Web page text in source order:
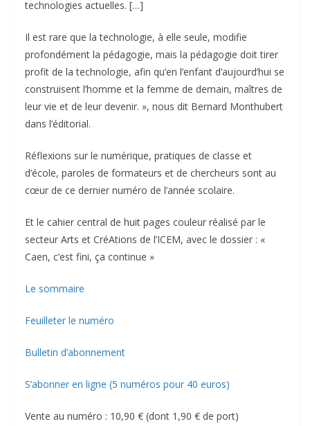
technologies actuelles. […]
Il est rare que la technologie, à elle seule, modifie
profondément la pédagogie, mais la pédagogie doit tirer
profit de la technologie, afin qu’en l’enfant d’aujourd’hui se
construisent l’homme et la femme de demain, maîtres de
leur vie et de leur devenir. », nous dit Bernard Monthubert
dans l’éditorial.
Réflexions sur le numérique, pratiques de classe et
d’école, paroles de formateurs et de chercheurs sont au
cœur de ce dernier numéro de l’année scolaire.
Et le cahier central de huit pages couleur réalisé par le
secteur Arts et CréAtions de l’ICEM, avec le dossier : «
Caen, c’est fini, ça continue »
Le sommaire
Feuilleter le numéro
Bulletin d’abonnement
S’abonner en ligne (5 numéros pour 40 euros)
Vente au numéro : 10,90 € (dont 1,90 € de port)